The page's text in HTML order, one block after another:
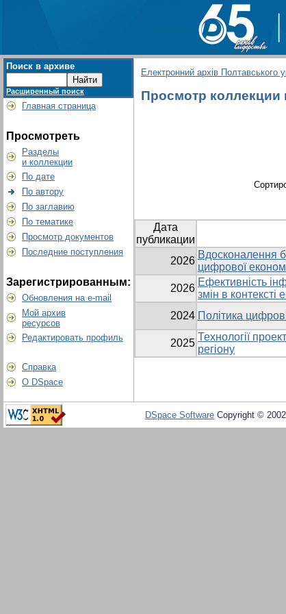
Поиск в архиве
Расширенный поиск
Главная страница
Просмотреть
Разделы
и коллекции
По дате
По автору
По заглавию
По тематике
Просмотр документов
Последние поступления
Зарегистрированным:
Обновления на e-mail
Мой архив
ресурсов
Редактировать профиль
Справка
О DSpace
Електронний архів Полтавського
Просмотр коллекции
Дата
публикации
2026
Вдосконалення
цифрової
2026
Ефективність
змін в контексті
2024 Політика
2025
Технології
регіону
DSpace Software Copyright ©